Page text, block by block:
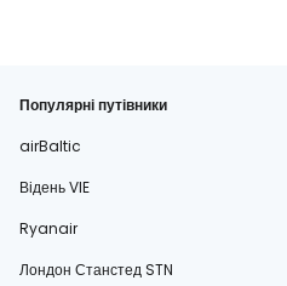
Популярні путівники
airBaltic
Відень VIE
Ryanair
Лондон Станстед STN